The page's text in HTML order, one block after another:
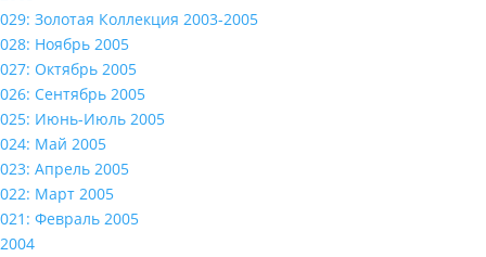
029: Золотая Коллекция 2003-2005
028: Ноябрь 2005
027: Октябрь 2005
026: Сентябрь 2005
025: Июнь-Июль 2005
024: Май 2005
023: Апрель 2005
022: Март 2005
021: Февраль 2005
2004